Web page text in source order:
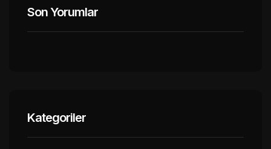
Son Yorumlar
Kategoriler